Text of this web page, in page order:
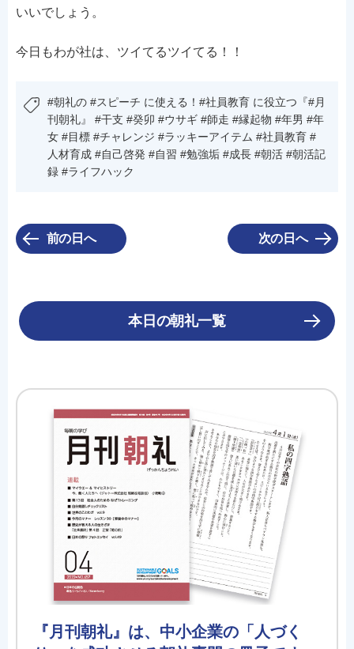
いいでしょう。
今日もわが社は、ツイてるツイてる！！
#朝礼の #スピーチ に使える！#社員教育 に役立つ『#月
刊朝礼』 #干支 #癸卯 #ウサギ #師走 #縁起物 #年男 #年
女 #目標 #チャレンジ #ラッキーアイテム #社員教育 #
人材育成 #自己啓発 #自習 #勉強垢 #成長 #朝活 #朝活記
録 #ライフハック
前の日へ 次の日へ
本日の朝礼一覧
『月刊朝礼』は、中小企業の「人づく